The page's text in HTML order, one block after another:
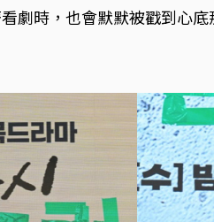
劇時，也會默默被戳到心